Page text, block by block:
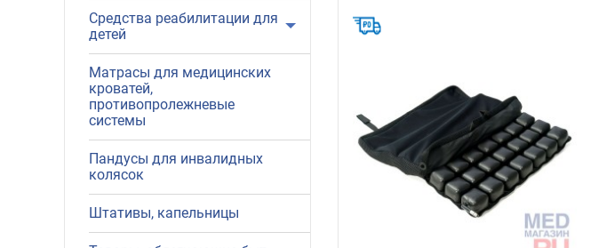
Средства реабилитации для
детей
Матрасы для медицинских
кроватей,
противопролежневые
системы
Пандусы для инвалидных
колясок
Штативы, капельницы